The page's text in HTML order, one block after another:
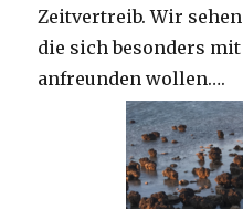
Zeitvertreib. Wir
die sich besonders
anfreunden wollen….